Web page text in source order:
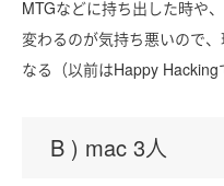
MTGなどに持ち出した時や
変わるのが気持ち悪いので
なる（以前はHappy Hacking
B ) mac 3人